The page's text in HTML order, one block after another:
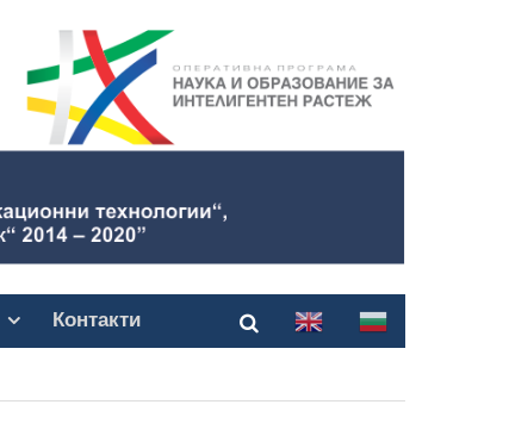
Контакти